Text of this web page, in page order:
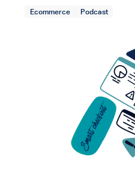
Ecommerce Podcast